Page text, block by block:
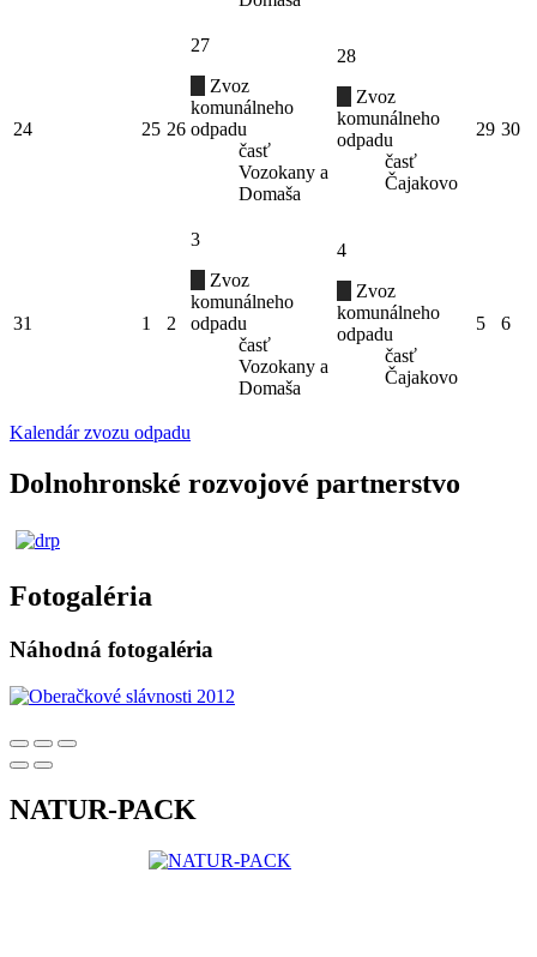
24 25 26
27
Zvoz
komunálneho
odpadu
časť
Vozokany a
Domaša
28
Zvoz
komunálneho
odpadu
časť
Čajakovo
29 30
31 1 2
3
Zvoz
komunálneho
odpadu
časť
Vozokany a
Domaša
4
Zvoz
komunálneho
odpadu
časť
Čajakovo
5 6
Kalendár zvozu odpadu
Dolnohronské rozvojové partnerstvo
Fotogaléria
Náhodná fotogaléria
NATUR-PACK